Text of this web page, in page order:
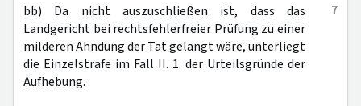
7
bb) Da nicht auszuschließen ist, dass das
Landgericht bei rechtsfehlerfreier Prüfung zu einer
milderen Ahndung der Tat gelangt wäre, unterliegt
die Einzelstrafe im Fall II. 1. der Urteilsgründe der
Aufhebung.